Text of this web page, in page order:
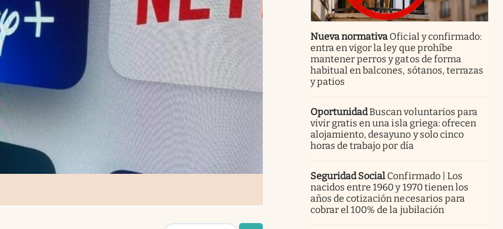
Nueva normativa Oficial y confirmado:
entra en vigor la ley que prohíbe
mantener perros y gatos de forma
habitual en balcones, sótanos, terrazas
y patios
OportunidadBuscan voluntarios para
vivir gratis en una isla griega: ofrecen
alojamiento, desayuno y solo cinco
horas de trabajo por día
Seguridad Social Confirmado | Los
nacidos entre 1960 y 1970 tienen los
años de cotización necesarios para
cobrar el 100% de la jubilación